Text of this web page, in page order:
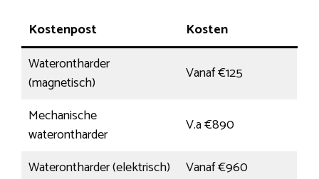
Kostenpost
Kosten
Waterontharder
(magnetisch)
Vanaf €125
Mechanische
waterontharder
V.a €890
Waterontharder (elektrisch)
Vanaf €960